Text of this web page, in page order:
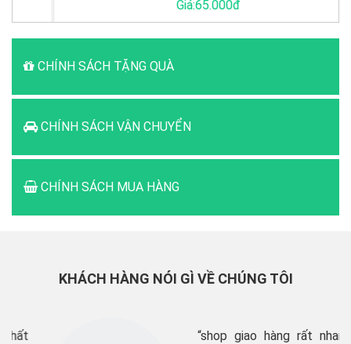
Giá:65.000đ
CHÍNH SÁCH TẶNG QUÀ
CHÍNH SÁCH VẬN CHUYỂN
CHÍNH SÁCH MUA HÀNG
KHÁCH HÀNG NÓI GÌ VỀ CHÚNG TÔI
“shop giao hàng rất nhanh, sản